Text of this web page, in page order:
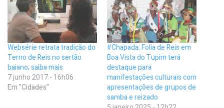
Websérie retrata tradição do
Terno de Reis no sertão
baiano; saiba mais
7 junho 2017 - 16h06
Em "Cidades"
#Chapada: Folia de Reis em
Boa Vista do Tupim terá
destaque para
manifestações culturais com
apresentações de grupos de
samba e reizado